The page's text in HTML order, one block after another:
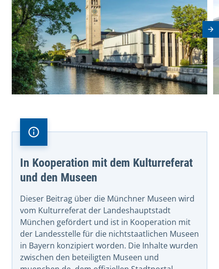
In Kooperation mit dem Kulturreferat
und den Museen
Dieser Beitrag über die Münchner Museen wird
vom Kulturreferat der Landeshauptstadt
München gefördert und ist in Kooperation mit
der Landesstelle für die nichtstaatlichen Museen
in Bayern konzipiert worden. Die Inhalte wurden
zwischen den beteiligten Museen und